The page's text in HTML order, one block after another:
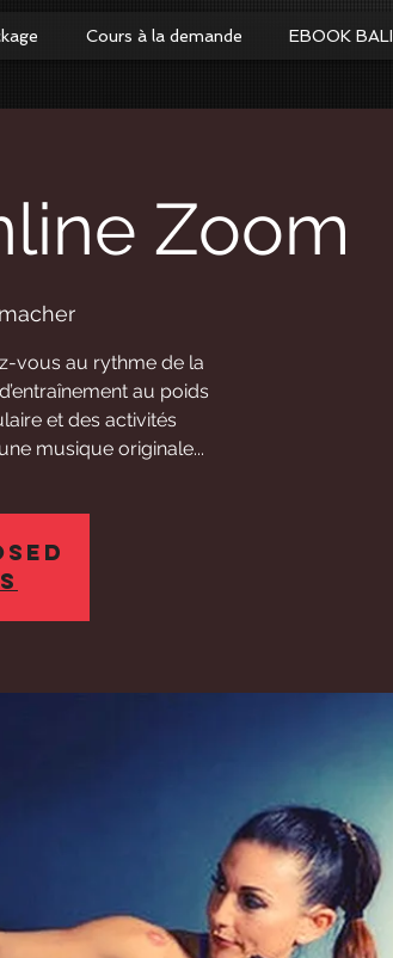
Cours à la demande EBOOK BALI
Zoom
vous au rythme de la
au poids
et des activités
musique originale...